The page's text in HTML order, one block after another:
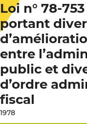
Loi n° 78-
portant
entre
public et
d’ordre
fiscal
1978